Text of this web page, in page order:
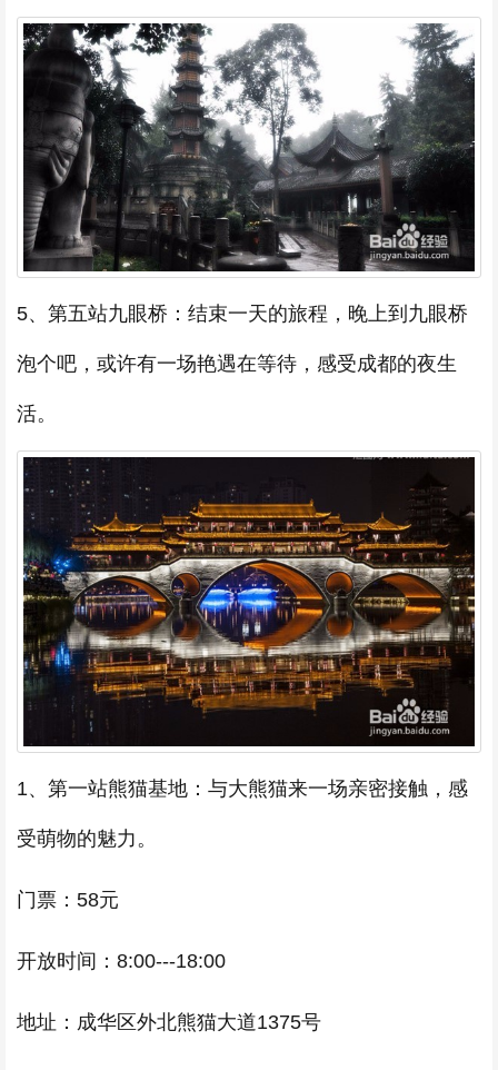
5、第五站九眼桥：结束一天的旅程，晚上到九眼桥
泡个吧，或许有一场艳遇在等待，感受成都的夜生
活。
1、第一站熊猫基地：与大熊猫来一场亲密接触，感
受萌物的魅力。
门票：58元
开放时间：8:00---18:00
地址：成华区外北熊猫大道1375号